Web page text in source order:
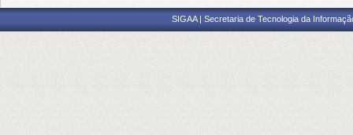
SIGAA | Secretaria de Tecnologia da